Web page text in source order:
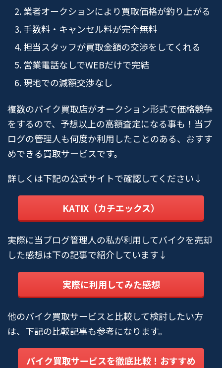
業者オークションにより買取価格が釣り上がる
手数料・キャンセル料が完全無料
担当スタッフが買取金額の交渉をしてくれる
営業電話なしでWEBだけで完結
現地での減額交渉なし
複数のバイク買取店がオークション形式で価格競争
をするので、予想以上の高額査定になる事も！当ブ
ログの管理人も何度か利用したことのある、おすす
めできる買取サービスです。
詳しくは下記の公式サイトで確認してください↓
KATIX（カチエックス）
実際に当ブログ管理人の私が利用してバイクを売却
した感想は下の記事で紹介しています↓
実際に利用してみた感想
他のバイク買取サービスと比較して検討したい方
は、下記の比較記事も参考になります。
バイク買取サービスを徹底比較！おすすめ